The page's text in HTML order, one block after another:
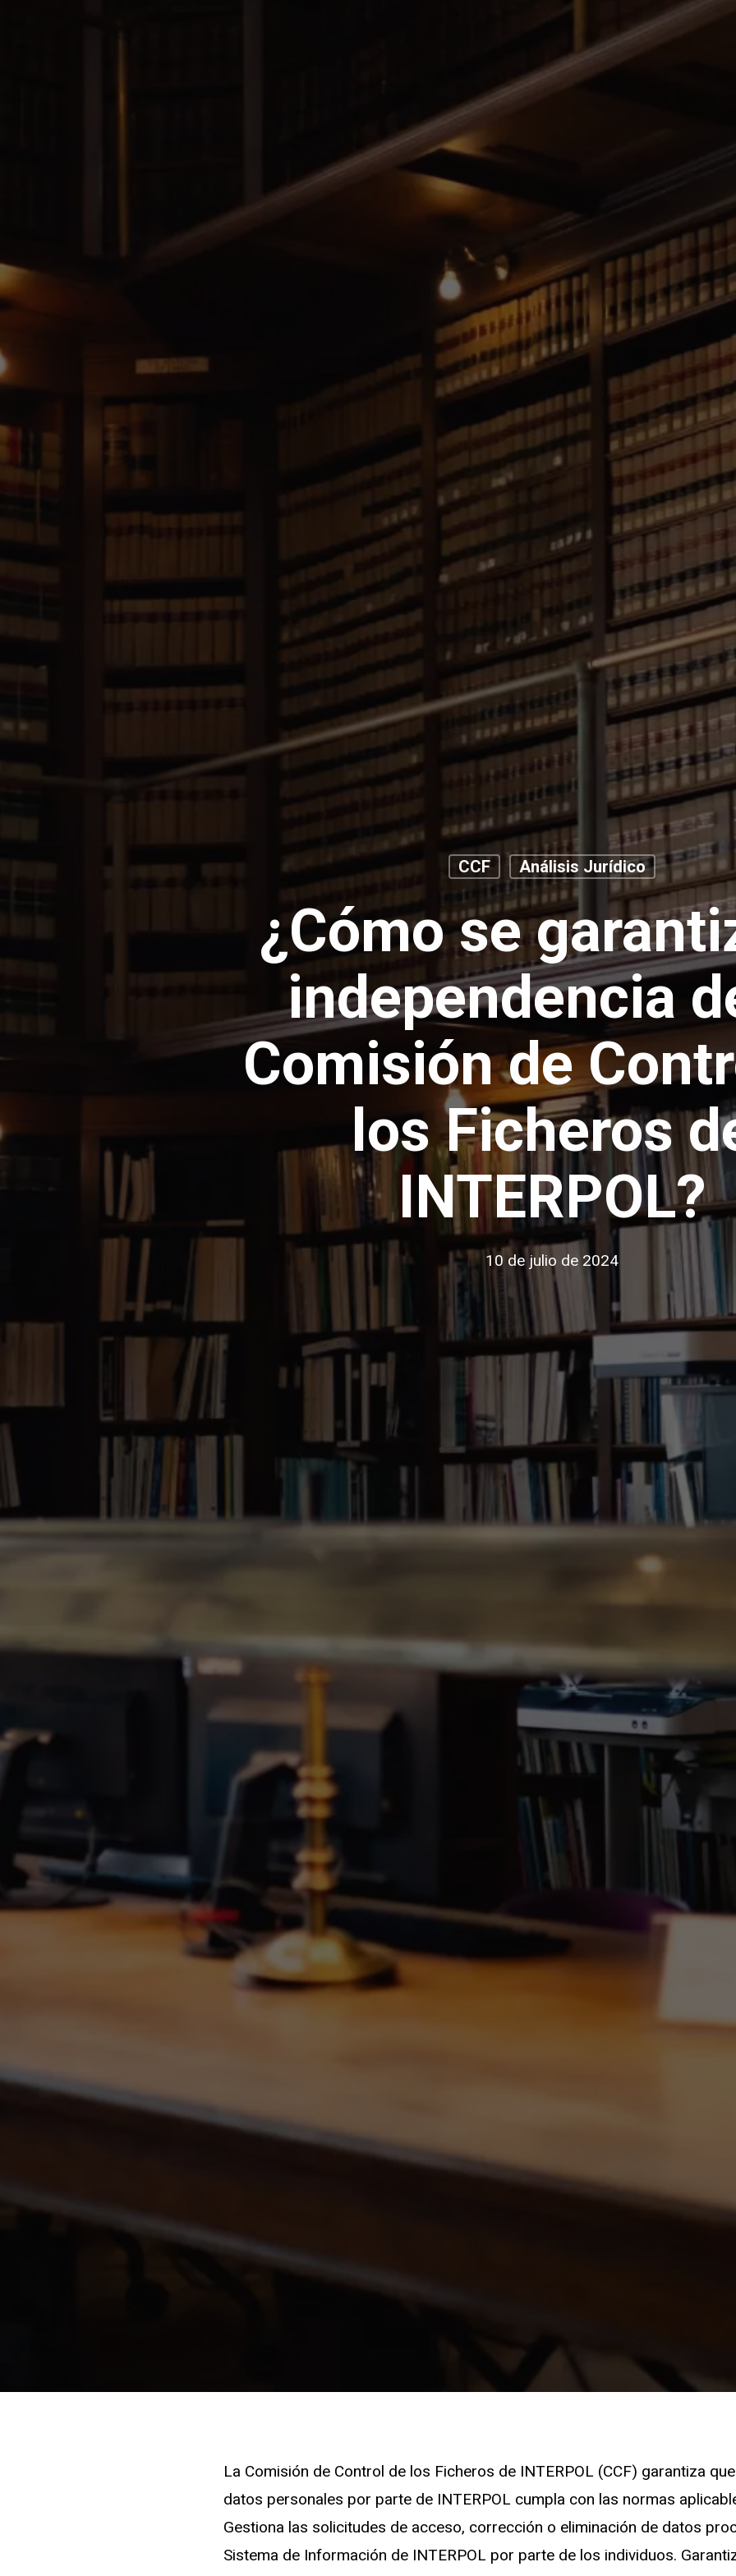
CCF Análisis Jurídico
¿Cómo se
independencia
Comisión de
los Ficheros
INTERPOL?
10 de julio de 2024
La Comisión de Control de los Ficheros de INTERPOL (CCF) garantiza
datos personales por parte de INTERPOL cumpla con las normas
Gestiona las solicitudes de acceso, corrección o eliminación de datos
Sistema de Información de INTERPOL por parte de los individuos.